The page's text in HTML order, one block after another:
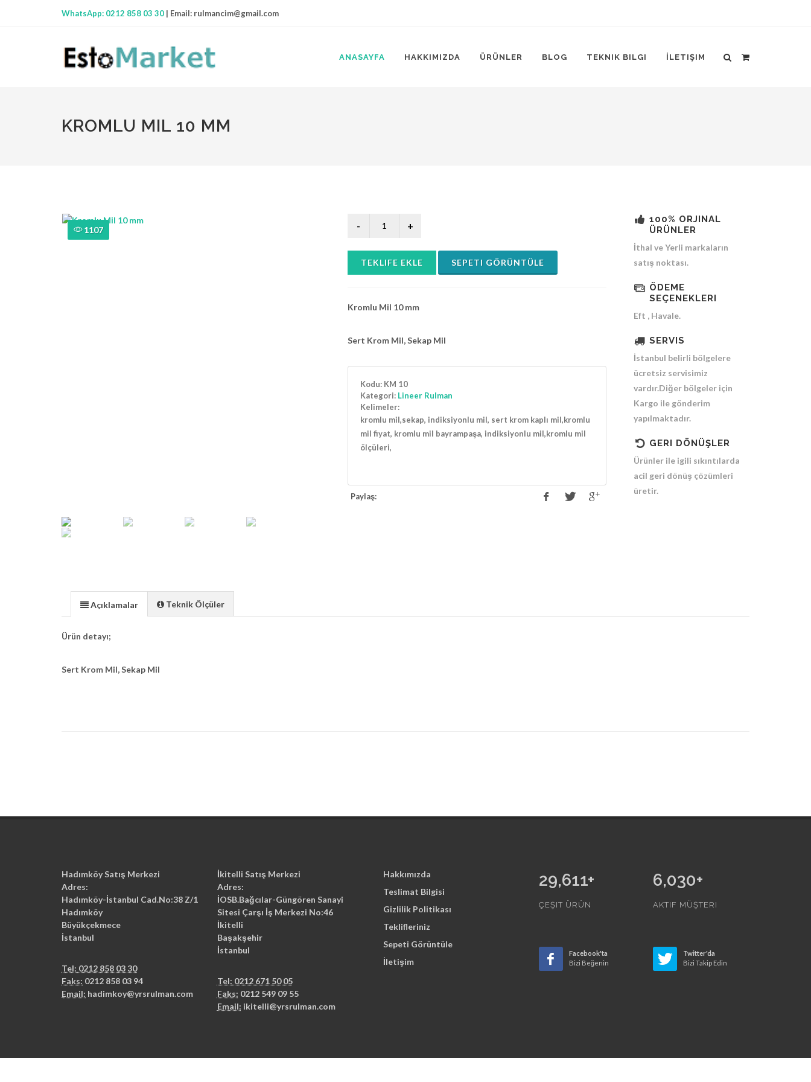
WhatsApp: 0212 858 03 30 | Email: rulmancim@gmail.com
ANASAYFA HAKKIMIZDA ÜRÜNLER BLOG TEKNIK BILGI İLETIŞIM
KROMLU MIL 10 MM
1107
TEKLIFE EKLE SEPETI GÖRÜNTÜLE
Kromlu Mil 10 mm
Sert Krom Mil, Sekap Mil
Kodu: KM 10
Kategori: Lineer Rulman
Kelimeler:
kromlu mil,sekap, indiksiyonlu mil, sert krom kaplı mil,kromlu
mil fiyat, kromlu mil bayrampaşa, indiksiyonlu mil,kromlu mil
ölçüleri,
Paylaş:
100% ORJINAL
ÜRÜNLER
İthal ve Yerli markaların
satış noktası.
ÖDEME
SEÇENEKLERI
Eft , Havale.
SERVIS
İstanbul belirli bölgelere
ücretsiz servisimiz
vardır.Diğer bölgeler için
Kargo ile gönderim
yapılmaktadır.
GERI DÖNÜŞLER
Ürünler ile igili sıkıntılarda
acil geri dönüş çözümleri
üretir.
Açıklamalar Teknik Ölçüler
Ürün detayı;
Sert Krom Mil, Sekap Mil
Hadımköy Satış Merkezi
Adres:
Hadımköy-İstanbul Cad.No:38 Z/1
Hadımköy
Büyükçekmece
İstanbul
Tel: 0212 858 03 30
Faks: 0212 858 03 94
Email: hadimkoy@yrsrulman.com
İkitelli Satış Merkezi
Adres:
İOSB.Bağcılar-Güngören Sanayi
Sitesi Çarşı İş Merkezi No:46
İkitelli
Başakşehir
İstanbul
Tel: 0212 671 50 05
Faks: 0212 549 09 55
Email: ikitelli@yrsrulman.com
Hakkımızda
Teslimat Bilgisi
Gizlilik Politikası
Teklifleriniz
Sepeti Görüntüle
İletişim
34,379+
ÇEŞIT ÜRÜN
6,030+
AKTIF MÜŞTERI
Facebook'ta
Bizi Beğenin
Twitter'da
Bizi Takip Edin